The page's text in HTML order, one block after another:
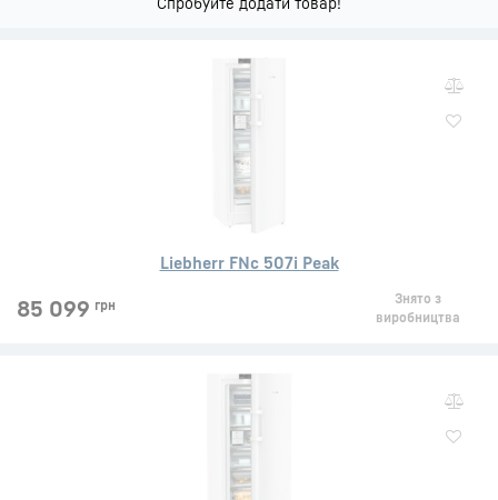
Liebherr FNc 507i Peak
85 099 грн
Знято з
виробництва